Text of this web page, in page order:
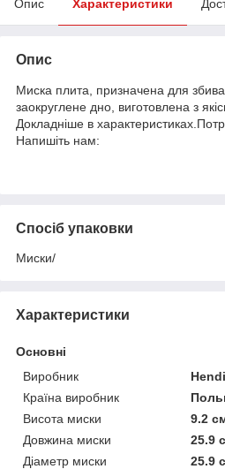
Опис Характеристики
Опис
Миска плита, призначена для
заокруглене дно, виготовлена з
Докладніше в
Напишіть нам:
Спосіб упаковки
Миски/
Характеристики
Основні
Виробник
Hendi
Країна виробник
Висота миски
9.2
Довжина миски
25.9
Діаметр миски
25.9